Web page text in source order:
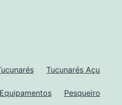
Tucunarés Açu
Equipamentos Pesqueiro